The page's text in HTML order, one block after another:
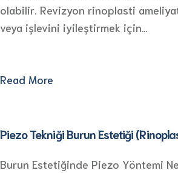
olabilir. Revizyon rinoplasti
veya işlevini iyileştirmek için…
Read More
Piezo Tekniği Burun Estetiği
Burun Estetiğinde Piezo Yöntemi